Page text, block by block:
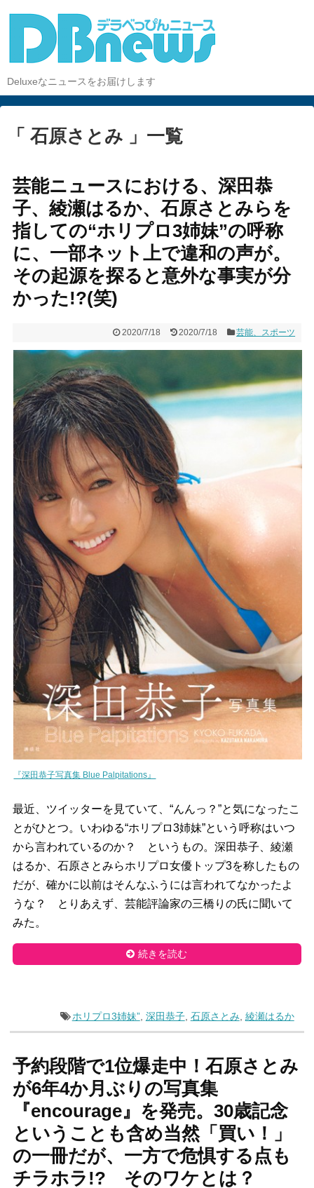
Deluxeなニュースをお届けします
「 石原さとみ 」一覧
芸能ニュースにおける、深田恭
子、綾瀬はるか、石原さとみらを
指しての“ホリプロ3姉妹”の呼称
に、一部ネット上で違和の声が。
その起源を探ると意外な事実が分
かった!?(笑)
2020/7/18 2020/7/18 芸能、スポーツ
『深田恭子写真集 Blue Palpitations』
最近、ツイッターを見ていて、“んんっ？”と気になったこ
とがひとつ。いわゆる“ホリプロ3姉妹”という呼称はいつ
から言われているのか？ というもの。深田恭子、綾瀬
はるか、石原さとみらホリプロ女優トップ3を称したもの
だが、確かに以前はそんなふうには言われてなかったよ
うな？ とりあえず、芸能評論家の三橋りの氏に聞いて
みた。
続きを読む
ホリプロ3姉妹”, 深田恭子, 石原さとみ, 綾瀬はるか
予約段階で1位爆走中！石原さとみ
が6年4か月ぶりの写真集
『encourage』を発売。30歳記念
ということも含め当然「買い！」
の一冊だが、一方で危惧する点も
チラホラ!? そのワケとは？